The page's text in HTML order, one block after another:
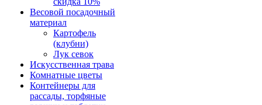
Весовой посадочный
материал
Картофель
(клубни)
Лук севок
Искусственная трава
Комнатные цветы
Контейнеры для
рассады, торфяные